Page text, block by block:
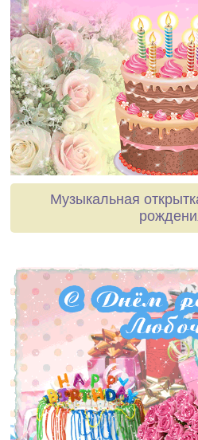
Музыкальная